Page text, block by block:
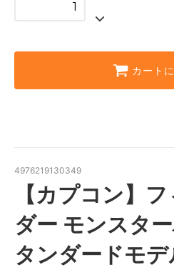
カート
4976219130349
【カプコン】
ダー モンスタ
タンダードモ